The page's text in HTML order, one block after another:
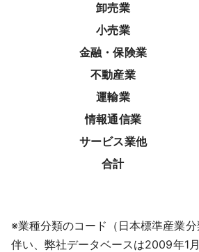
卸売業
小売業
金融・保険業
不動産業
運輸業
情報通信業
サービス業他
合計
※業種分類のコード（日本標準産業
伴い、弊社データベースは2009年1